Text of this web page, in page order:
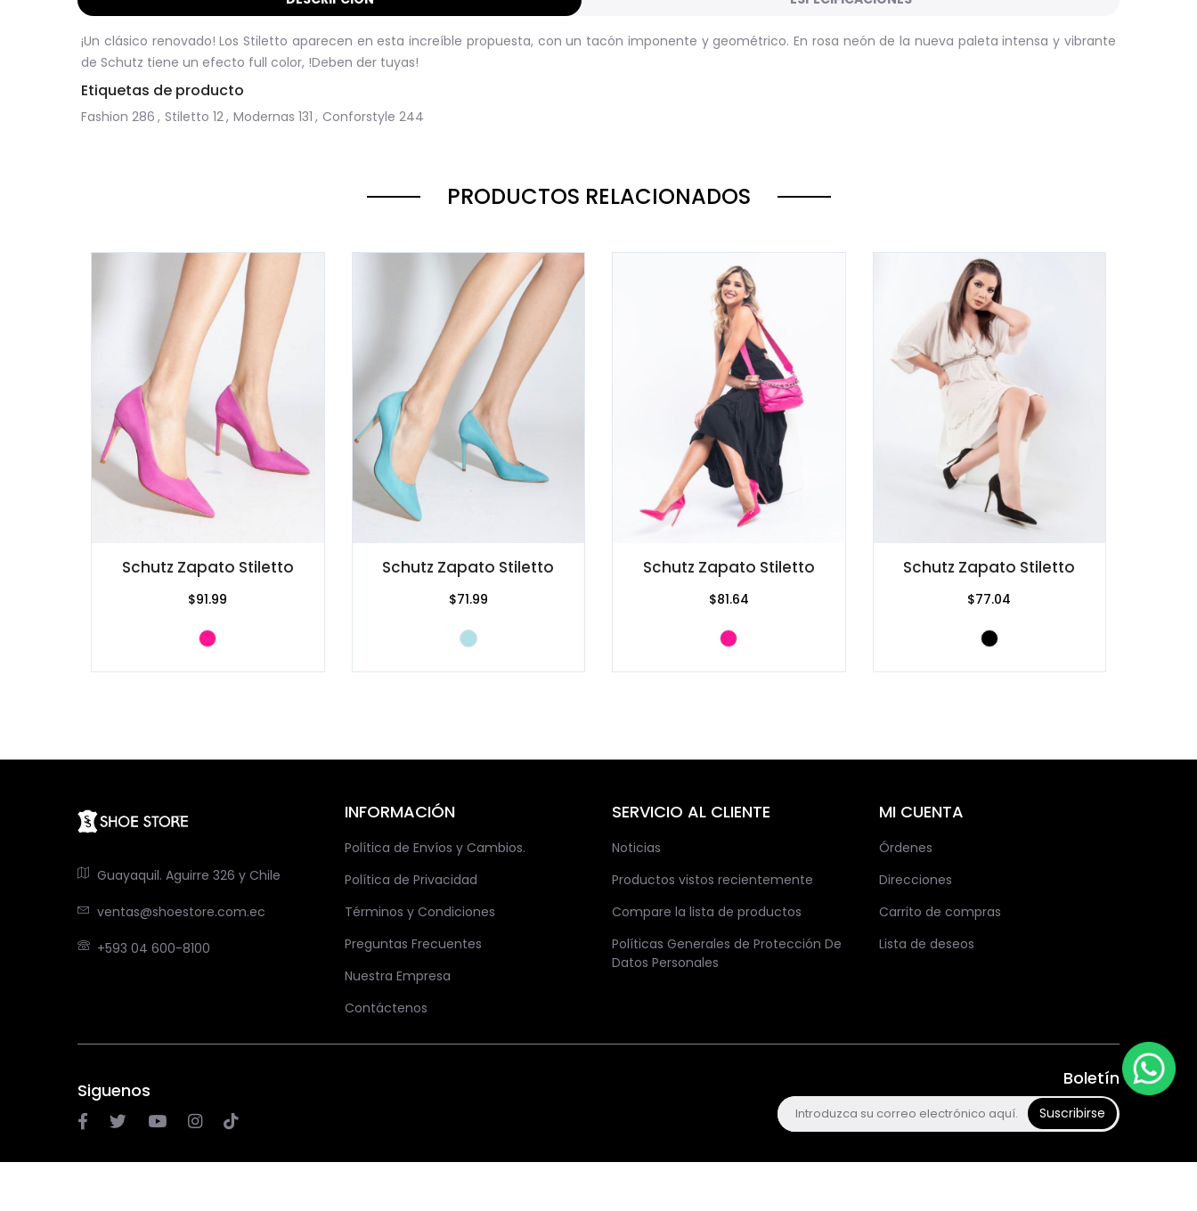
¡Un clásico renovado! Los Stiletto aparecen en esta increíble propuesta, con un tacón imponente y geométrico. En rosa neón de la nueva paleta intensa y vibrante
de Schutz tiene un efecto full color, !Deben der tuyas!
Etiquetas de producto
Fashion 286 , Stiletto 12, Modernas 131 , Conforstyle 244
PRODUCTOS RELACIONADOS
Schutz Zapato Stiletto
$91.99
Schutz Zapato Stiletto
$71.99
Schutz Zapato Stiletto
$81.64
Schutz Zapato Stiletto
$77.04
Guayaquil. Aguirre 326 y Chile
ventas@shoestore.com.ec
+593 04 600-8100
INFORMACIÓN
Política de Envíos y Cambios.
Política de Privacidad
Términos y Condiciones
Preguntas Frecuentes
Nuestra Empresa
Contáctenos
SERVICIO AL CLIENTE
Noticias
Productos vistos recientemente
Compare la lista de productos
Políticas Generales de Protección De
Datos Personales
MI CUENTA
Órdenes
Direcciones
Carrito de compras
Lista de deseos
Siguenos
Boletín
Suscribirse